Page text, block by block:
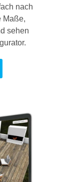
nach
Maße,
sehen